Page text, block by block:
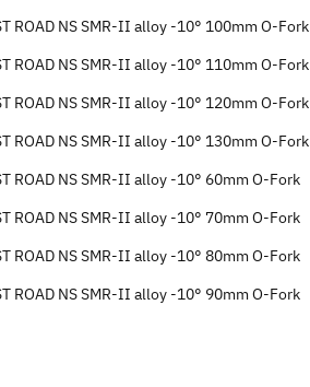
ROAD NS SMR-II alloy -10° 100mm O-Fork
ROAD NS SMR-II alloy -10° 110mm O-Fork
ROAD NS SMR-II alloy -10° 120mm O-Fork
ROAD NS SMR-II alloy -10° 130mm O-Fork
ROAD NS SMR-II alloy -10° 60mm O-Fork
ROAD NS SMR-II alloy -10° 70mm O-Fork
ROAD NS SMR-II alloy -10° 80mm O-Fork
ROAD NS SMR-II alloy -10° 90mm O-Fork